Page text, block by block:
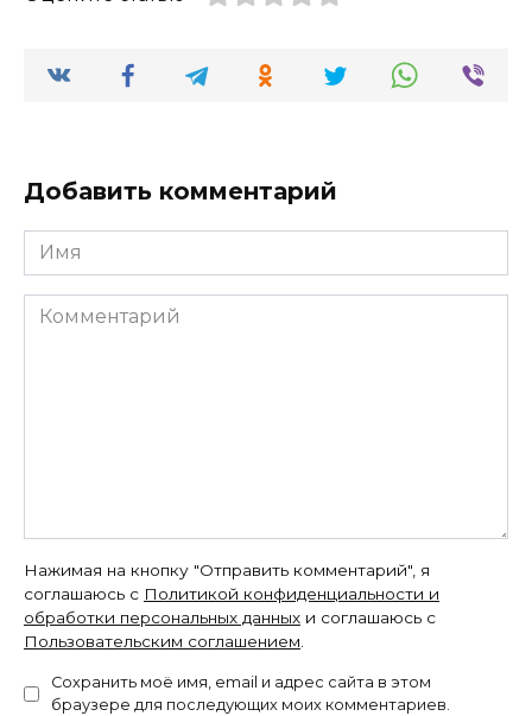
Добавить комментарий
Имя
Комментарий
Нажимая на кнопку "Отправить комментарий", я
соглашаюсь с Политикой конфиденциальности и
обработки персональных данных и соглашаюсь с
Пользовательским соглашением
Сохранить моё имя, email и адрес сайта в этом
браузере для последующих моих комментариев.